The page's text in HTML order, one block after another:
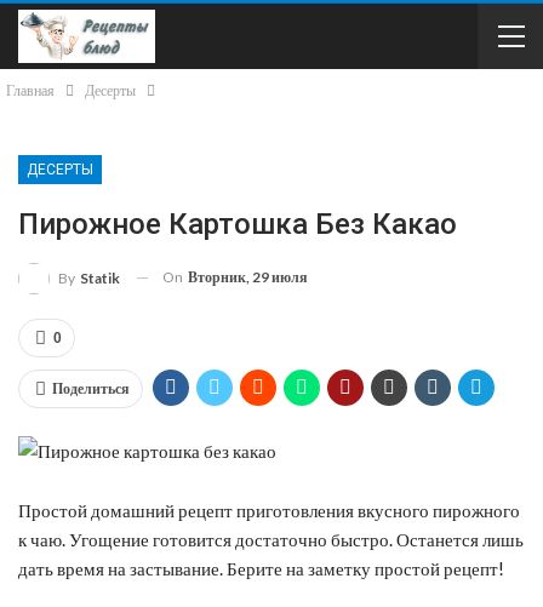
Главная Десерты
ДЕСЕРТЫ
Пирожное Картошка Без Какао
By Statik On Вторник, 29 июля
0
Поделиться
Простой домашний рецепт приготовления вкусного пирожного
к чаю. Угощение готовится достаточно быстро. Останется лишь
дать время на застывание. Берите на заметку простой рецепт!